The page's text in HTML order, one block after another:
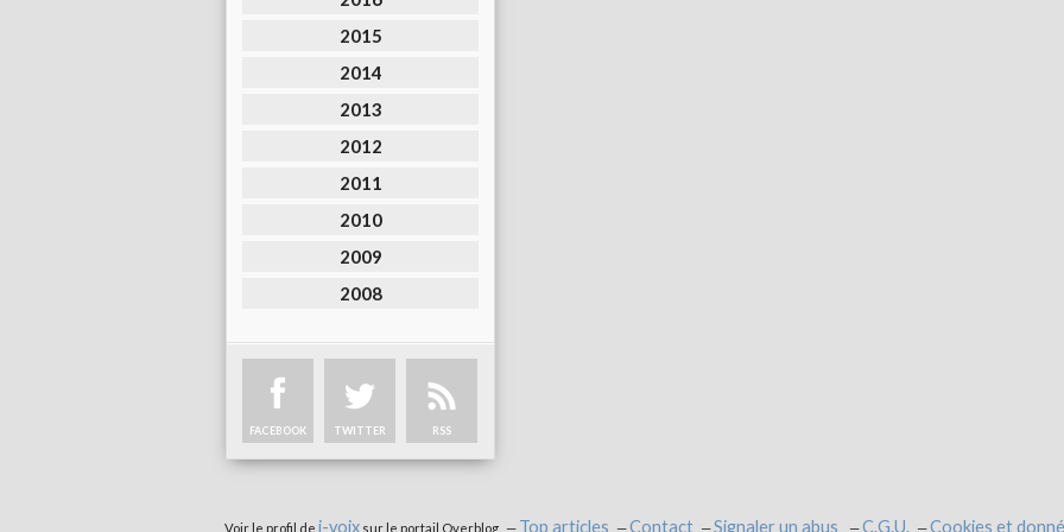
2015
2014
2013
2012
2011
2010
2009
2008
FACEBOOK TWITTER RSS
Voir le profil de i-voixsur le portail Overblog Top articles Contact Signaler un abus C.G.U. Cookies et